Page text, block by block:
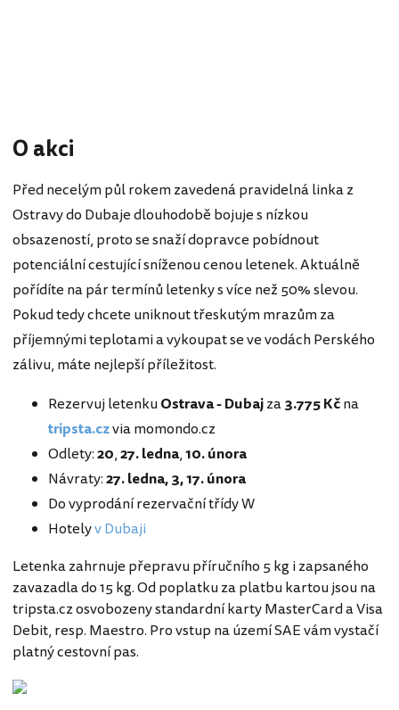
O akci
Před necelým půl rokem zavedená pravidelná linka z
Ostravy do Dubaje dlouhodobě bojuje s nízkou
obsazeností, proto se snaží dopravce pobídnout
potenciální cestující sníženou cenou letenek. Aktuálně
pořídíte na pár termínů letenky s více než 50% slevou.
Pokud tedy chcete uniknout třeskutým mrazům za
příjemnými teplotami a vykoupat se ve vodách Perského
zálivu, máte nejlepší příležitost.
Rezervuj letenkuOstrava - Dubajza3.775 Kčna
tripsta.czvia momondo.cz
Odlety:20,27. ledna,10. února
Návraty:27. ledna,3, 17. února
Do vyprodání rezervační třídy W
Hotelyv Dubaji
Letenka zahrnuje přepravu příručního 5 kg i zapsaného
zavazadla do 15 kg. Od poplatku za platbu kartou jsou na
tripsta.cz osvobozeny standardní karty MasterCard a Visa
Debit, resp. Maestro. Pro vstup na území SAE vám vystačí
platný cestovní pas.